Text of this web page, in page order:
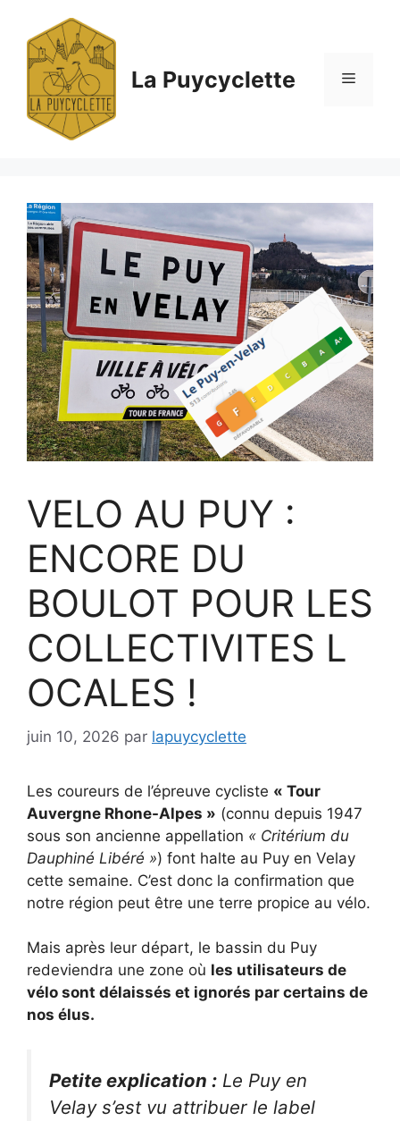
contenu
La Puycyclette Menu
VELO AU PUY :
ENCORE DU
BOULOT POUR LES
COLLECTIVITES L
OCALES !
juin 10, 2026 par lapuycyclette
Les coureurs de l’épreuve cycliste « Tour
Auvergne Rhone-Alpes » (connu depuis 1947
sous son ancienne appellation « Critérium du
Dauphiné Libéré ») font halte au Puy en Velay
cette semaine. C’est donc la confirmation que
notre région peut être une terre propice au vélo.
Mais après leur départ, le bassin du Puy
redeviendra une zone où les utilisateurs de
vélo sont délaissés et ignorés par certains de
nos élus.
Petite explication : Le Puy en
Velay s’est vu attribuer le label